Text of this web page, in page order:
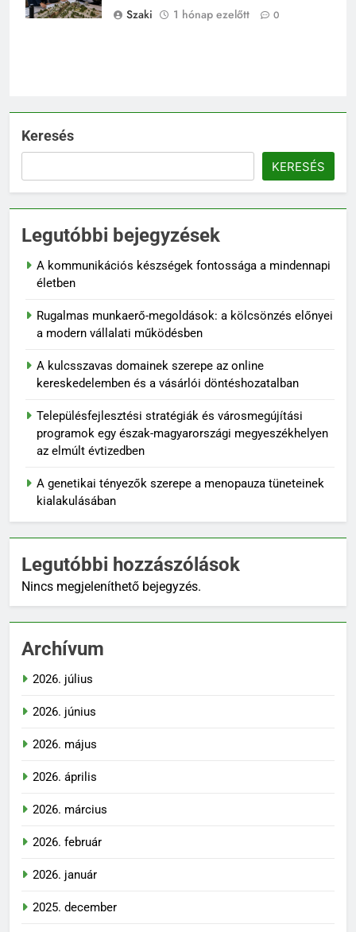
program Szaki 1 hónap ezelőtt 0
Keresés
KERESÉS
Legutóbbi bejegyzések
A kommunikációs készségek fontossága a mindennapi
életben
Rugalmas munkaerő-megoldások: a kölcsönzés előnyei
a modern vállalati működésben
A kulcsszavas domainek szerepe az online
kereskedelemben és a vásárlói döntéshozatalban
Településfejlesztési stratégiák és városmegújítási
programok egy észak-magyarországi megyeszékhelyen
az elmúlt évtizedben
A genetikai tényezők szerepe a menopauza tüneteinek
kialakulásában
Legutóbbi hozzászólások
Nincs megjeleníthető bejegyzés.
Archívum
2026. július
2026. június
2026. május
2026. április
2026. március
2026. február
2026. január
2025. december